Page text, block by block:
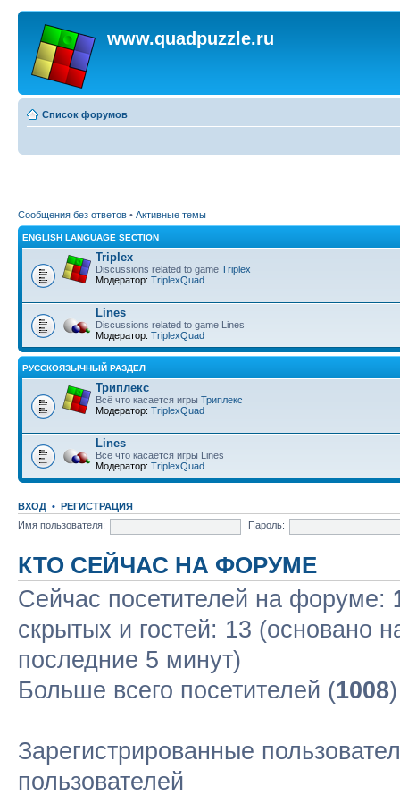
www.quadpuzzle.ru
Список форумов
Сообщения без ответов • Активные темы
ENGLISH LANGUAGE SECTION
Triplex
Discussions related to game Triplex
Модератор: TriplexQuad
Lines
Discussions related to game Lines
Модератор: TriplexQuad
РУССКОЯЗЫЧНЫЙ РАЗДЕЛ
Триплекс
Всё что касается игры Триплекс
Модератор: TriplexQuad
Lines
Всё что касается игры Lines
Модератор: TriplexQuad
ВХОД • РЕГИСТРАЦИЯ
Имя пользователя:
Пароль:
КТО СЕЙЧАС НА ФОРУМЕ
Сейчас посетителей на форуме:
скрытых и гостей: 13 (основано
последние 5 минут)
Больше всего посетителей (1008
Зарегистрированные
пользователей